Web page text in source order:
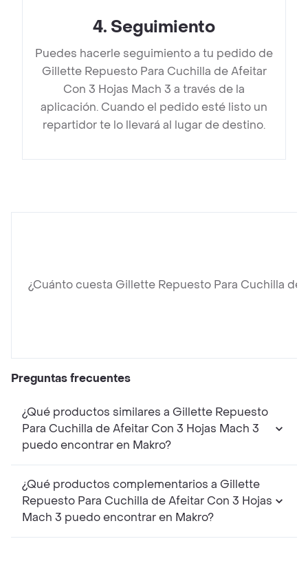
4. Seguimiento
Puedes hacerle seguimiento a tu pedido de
Gillette Repuesto Para Cuchilla de Afeitar
Con 3 Hojas Mach 3 a través de la
aplicación. Cuando el pedido esté listo un
repartidor te lo llevará al lugar de destino.
¿Cuánto cuesta Gillette Repuesto Para Cuchilla de
Preguntas frecuentes
¿Qué productos similares a Gillette Repuesto
Para Cuchilla de Afeitar Con 3 Hojas Mach 3
puedo encontrar en Makro?
¿Qué productos complementarios a Gillette
Repuesto Para Cuchilla de Afeitar Con 3 Hojas
Mach 3 puedo encontrar en Makro?